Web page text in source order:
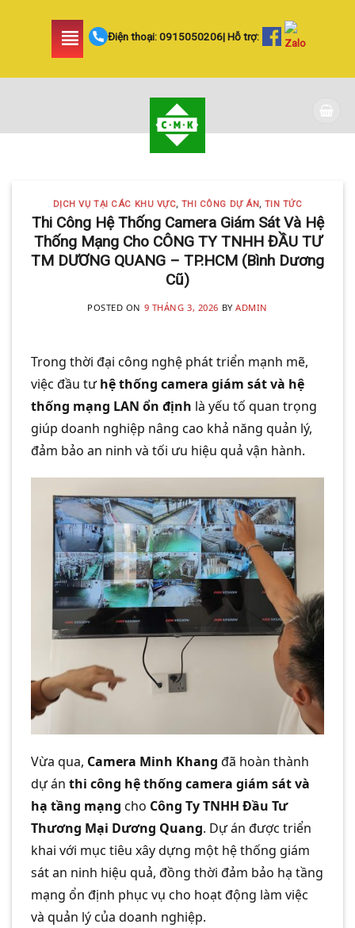
Điện thoại:0915050206| Hỗ trợ:
DỊCH VỤ TẠI CÁC KHU VỰC TIN
HUYỆN BÌNH CHÁNH
SIÊU AN NINH VÀ SIÊU
TIẾT KIỆM | CAMERA
MINH KHANG
Với hơn 5 năm kinh nghiệm, Camera
Minh Khang là đơn vị hàng đầu
trong [...]
CONTINUE READING→
DỊCH VỤ TẠI CÁC KHU VỰC, THI CÔNG DỰ ÁN, TIN TỨC
Thi Công Hệ Thống Camera Giám Sát Và Hệ
Thống Mạng Cho CÔNG TY TNHH ĐẦU TƯ
TM DƯƠNG QUANG – TP.HCM (Bình Dương
Cũ)
POSTED ON 9 THÁNG 3, 2026 BYADMIN
Trong thời đại công nghệ phát triển mạnh mẽ,
việc đầu tưhệ thống camera giám sát và hệ
thống mạng LAN ổn định là yếu tố quan trọng
giúp doanh nghiệp nâng cao khả năng quản lý,
đảm bảo an ninh và tối ưu hiệu quả vận hành.
Vừa qua, Camera Minh Khang đã hoàn thành
dự án thi công hệ thống camera giám sát và
hạ tầng mạng cho Công Ty TNHH Đầu Tư
Thương Mại Dương Quang. Dự án được triển
khai với mục tiêu xây dựng một hệ thống giám
sát an ninh hiệu quả, đồng thời đảm bảo hạ tầng
mạng ổn định phục vụ cho hoạt động làm việc
và quản lý của doanh nghiệp.